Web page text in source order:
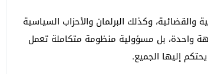
والقضائية، وكذلك البرلمان والأحزاب السياسية
واحدة، بل مسؤولية منظومة متكاملة تعمل
إليها الجميع.